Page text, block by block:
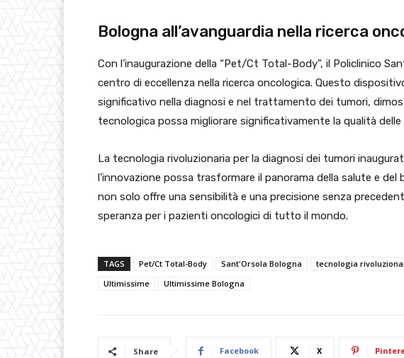
Bologna all’avanguardia nella ricerca
Con l’inaugurazione della “Pet/Ct Total-Body”, il Policlinico
centro di eccellenza nella ricerca oncologica. Questo
significativo nella diagnosi e nel trattamento dei tumori,
tecnologica possa migliorare significativamente la qualità delle
La tecnologia rivoluzionaria per la diagnosi dei tumori
l’innovazione possa trasformare il panorama della salute e
non solo offre una sensibilità e una precisione senza
speranza per i pazienti oncologici di tutto il mondo.
TAGS Pet/Ct Total-Body Sant'Orsola Bologna tecnologia
Ultimissime
Ultimissime Bologna
Share Facebook X